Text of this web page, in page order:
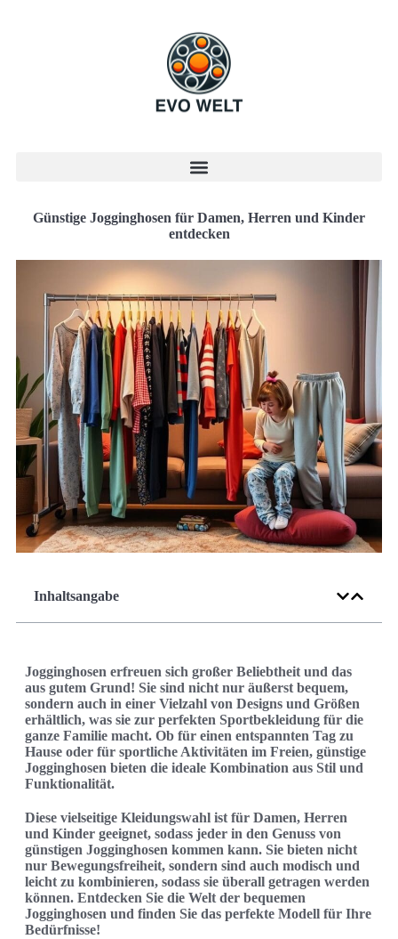
Günstige Jogginghosen für Damen, Herren und Kinder
entdecken
Inhaltsangabe
Jogginghosen erfreuen sich großer Beliebtheit und das
aus gutem Grund! Sie sind nicht nur äußerst bequem,
sondern auch in einer Vielzahl von Designs und Größen
erhältlich, was sie zur perfekten Sportbekleidung für die
ganze Familie macht. Ob für einen entspannten Tag zu
Hause oder für sportliche Aktivitäten im Freien, günstige
Jogginghosen bieten die ideale Kombination aus Stil und
Funktionalität.
Diese vielseitige Kleidungswahl ist für Damen, Herren
und Kinder geeignet, sodass jeder in den Genuss von
günstigen Jogginghosen kommen kann. Sie bieten nicht
nur Bewegungsfreiheit, sondern sind auch modisch und
leicht zu kombinieren, sodass sie überall getragen werden
können. Entdecken Sie die Welt der bequemen
Jogginghosen und finden Sie das perfekte Modell für Ihre
Bedürfnisse!